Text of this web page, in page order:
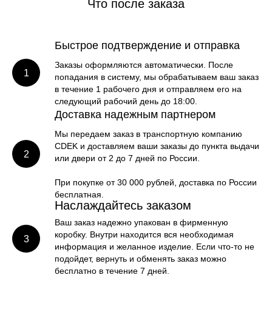
Что после заказа
Быстрое подтверждение и отправка
Заказы оформляются автоматически. После
попадания в систему, мы обрабатываем ваш заказ
в течение 1 рабочего дня и отправляем его на
следующий рабочий день до 18:00.
Доставка надежным партнером
Мы передаем заказ в транспортную компанию
CDEK и доставляем ваши заказы до пункта выдачи
или двери от 2 до 7 дней по России.
При покупке от 30 000 рублей, доставка по России
бесплатная.
Наслаждайтесь заказом
Ваш заказ надежно упакован в фирменную
коробку. Внутри находится вся необходимая
информация и желанное изделие. Если что-то не
подойдет, вернуть и обменять заказ можно
бесплатно в течение 7 дней.